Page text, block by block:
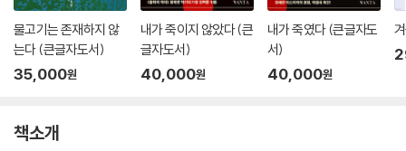
물고기는 존재하지 않
는다 (큰글자도서)
35,000원
내가 죽이지 않았다 (큰
글자도서)
40,000원
내가 죽였다 (큰글자도
서)
40,000원
책소개